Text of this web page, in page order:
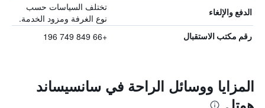
الدفع والإلغاء
تختلف السياسات حسب
نوع الغرفة ومزود الخدمة.
رقم مكتب الاستقبال +66 849 749 196
المزايا ووسائل الراحة في سانسيساند